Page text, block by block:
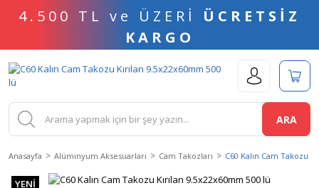
4.500 TL ve ÜZERİ ÜCRETSİZ
KARGO
ARA
Anasayfa Alüminyum Aksesuarları Cam Takozları C60 Kalın Cam Takozu
YENİ